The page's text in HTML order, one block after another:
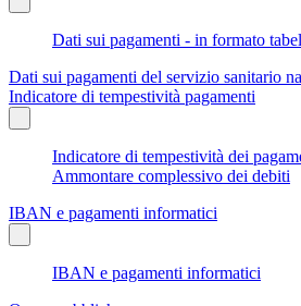
Dati sui pagamenti - in formato
Dati sui pagamenti del servizio sanitario
Indicatore di tempestività pagamenti
Indicatore di tempestività dei
Ammontare complessivo dei debiti
IBAN e pagamenti informatici
IBAN e pagamenti informatici